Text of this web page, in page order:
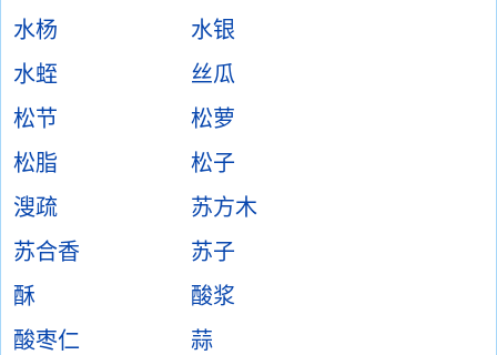
水杨
水银
水蛭
丝瓜
松节
松萝
松脂
松子
溲疏
苏方木
苏合香
苏子
酥
酸浆
酸枣仁
蒜